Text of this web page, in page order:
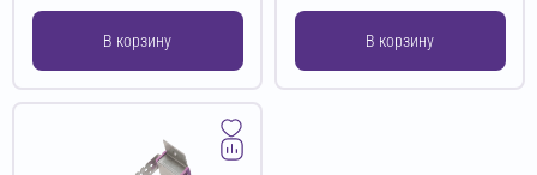
В корзину В корзину